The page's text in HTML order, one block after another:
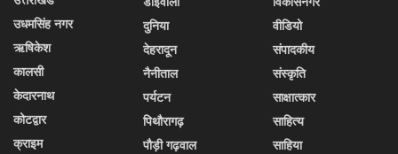
उधमसिंह नगर
ऋषिकेश
कालसी
केदारनाथ
कोटद्वार
क्राइम
दुनिया
देहरादून
नैनीताल
पर्यटन
पिथौरागढ़
पौड़ी गढ़वाल
वीडियो
संपादकीय
संस्कृति
साक्षात्कार
साहित्य
साहिया